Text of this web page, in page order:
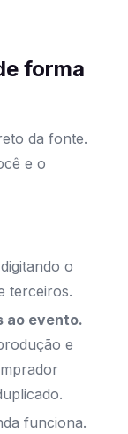
forma
da fonte.
e o
o
terceiros.
ao evento.
e
funciona.